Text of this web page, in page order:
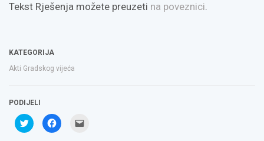
Tekst Rješenja možete preuzeti na poveznici.
KATEGORIJA
Akti Gradskog vijeća
PODIJELI
Podijeli
na
Twitteru
Klikom
podijelite